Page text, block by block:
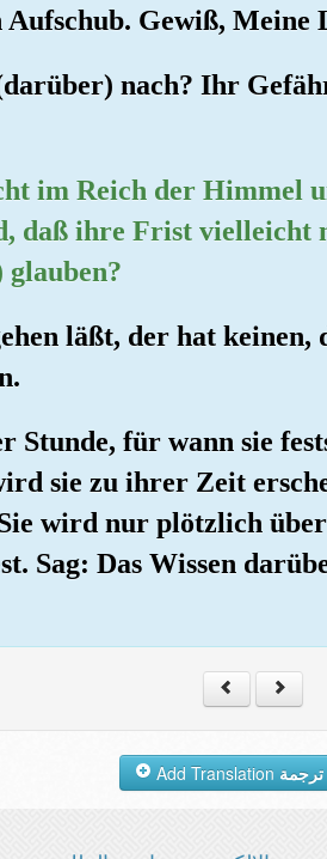
Gewiß, Meine
nach? Ihr
im Reich der Himmel
daß ihre Frist vielleicht
glauben?
läßt, der hat
Stunde, für wann sie
sie zu ihrer Zeit
wird nur plötzlich
Sag: Das Wissen